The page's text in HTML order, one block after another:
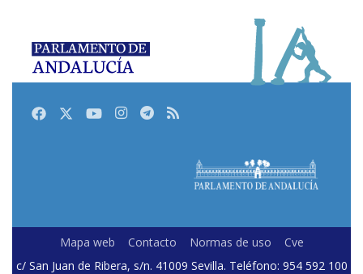
FacebookTwitterYoutubeInstagram
Telegram
RSS
Mapa web Contacto Normas de uso
Cve
c/ San Juan de Ribera, s/n. 41009 Sevilla. Teléfono: 954 592 100